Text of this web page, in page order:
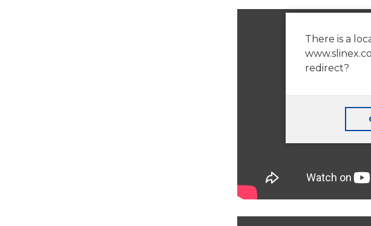
There is a
redirect?